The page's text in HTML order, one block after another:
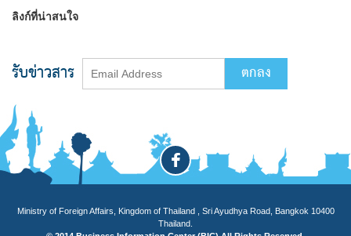
ลิงก์ที่น่าสนใจ
รับข่าวสาร
Ministry of Foreign Affairs, Kingdom of Thailand , Sri Ayudhya Road, Bangkok 10400
Thailand.